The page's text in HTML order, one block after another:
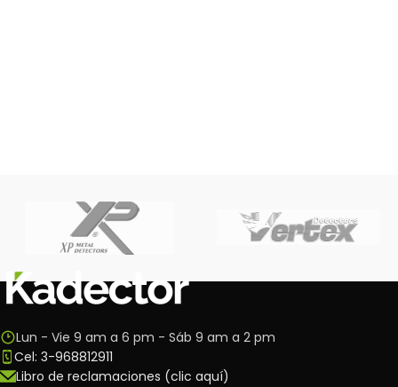
Lun - Vie 9 am a 6 pm - Sáb 9 am a 2 pm
Cel: 3-968812911
Libro de reclamaciones (clic aquí)